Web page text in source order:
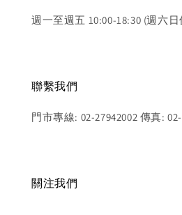
週一至週五 10:00-18:30 (週六日
聯繫我們
門市專線: 02-27942002 傳真:
關注我們